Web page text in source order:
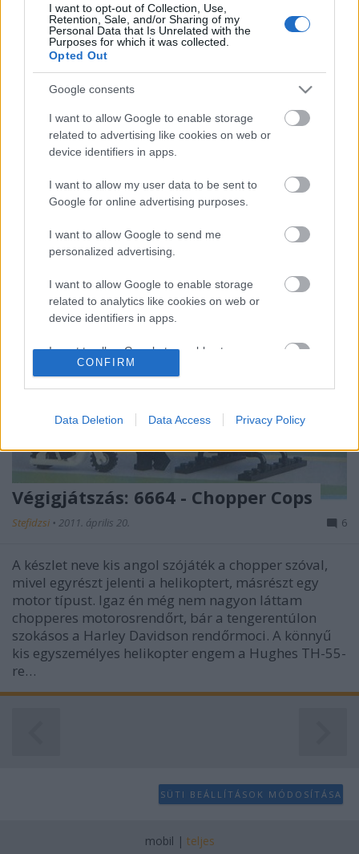
I want to opt-out of Collection, Use,
Retention, Sale, and/or Sharing of my
Personal Data that Is Unrelated with the
Purposes for which it was collected.
Opted Out
Google consents
I want to allow Google to enable storage
related to advertising like cookies on web or
device identifiers in apps.
I want to allow my user data to be sent to
Google for online advertising purposes.
I want to allow Google to send me
personalized advertising.
I want to allow Google to enable storage
related to analytics like cookies on web or
device identifiers in apps.
I want to allow Google to enable storage
related to functionality of the website or app.
related to personalization.
I want to allow Google to enable storage
related to security, including authentication
functionality and fraud prevention, and other
user protection.
CONFIRM
Data Deletion Data Access Privacy Policy
Elfeledett készletek nyomában - 6.
rész Ice Planet 2002
Jöjjön egy (szerintem) kevésbé elfeledett,
mindazonáltal nagyszerű szériát mutatok be
nektek.Ice Planet 20021993-ban, a Space vonal egy
új civil csoporton gondolkodott a cég, akik méltó
utódjai lehetnének az M-Tronoknak, így még '93-ban
bemutatták az Ice Planet 2002-t. Pozitív…
Végigjátszás: 6664 - Chopper Cops
Stefidzsi • 2011. április 20. 6
A készlet neve kis angol szójáték a chopper szóval,
mivel egyrészt jelenti a helikoptert, másrészt egy
motor típust. Igaz én még nem nagyon láttam
chopperes motorosrendőrt, bár a tengerentúlon
szokásos a Harley Davidson rendőrmoci. A könnyű
kis egyszemélyes helikopter engem a Hughes TH-55-
re…
SÜTI BEÁLLÍTÁSOK MÓDOSÍTÁSA
mobil | teljes